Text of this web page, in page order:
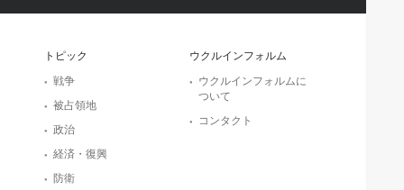
トピック
戦争
被占領地
政治
経済・復興
防衛
ウクルインフォルム
ウクルインフォルムに
ついて
コンタクト